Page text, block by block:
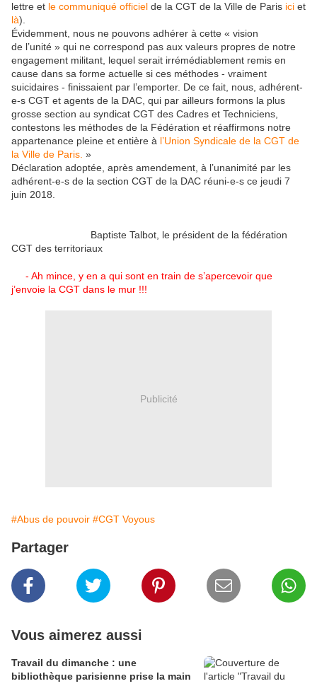
lettre et le communiqué officiel de la CGT de la Ville de Paris ici et
là).
Évidemment, nous ne pouvons adhérer à cette « vision
de l’unité » qui ne correspond pas aux valeurs propres de notre
engagement militant, lequel serait irrémédiablement remis en
cause dans sa forme actuelle si ces méthodes - vraiment
suicidaires - finissaient par l’emporter. De ce fait, nous, adhérent-
e-s CGT et agents de la DAC, qui par ailleurs formons la plus
grosse section au syndicat CGT des Cadres et Techniciens,
contestons les méthodes de la Fédération et réaffirmons notre
appartenance pleine et entière à l’Union Syndicale de la CGT de
la Ville de Paris. »
Déclaration adoptée, après amendement, à l’unanimité par les
adhérent-e-s de la section CGT de la DAC réuni-e-s ce jeudi 7
juin 2018.
Baptiste Talbot, le président de la fédération
CGT des territoriaux
- Ah mince, y en a qui sont en train de s’apercevoir que
j’envoie la CGT dans le mur !!!
Publicité
#Abus de pouvoir #CGT Voyous
Partager
Vous aimerez aussi
Travail du dimanche : une
bibliothèque parisienne prise la main